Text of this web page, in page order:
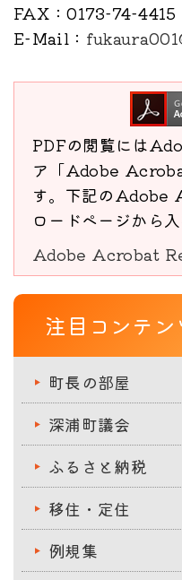
FAX ：0173-74-4415
E-Mail ：
PDFの閲覧には
ア「Adobe
す。下記のAdobe
ロードページから
Adobe Acrobat
注目コンテン
町長の部屋
深浦町議会
ふるさと納税
移住・定住
例規集